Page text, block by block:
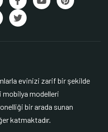
evinizi zarif bir şekilde
modelleri
bir arada sunan
katmaktadır.